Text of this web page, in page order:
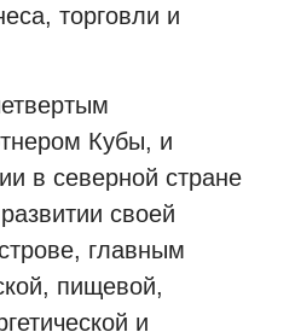
торговли и
Кубы, и
в северной стране
своей
главным
пищевой,
и